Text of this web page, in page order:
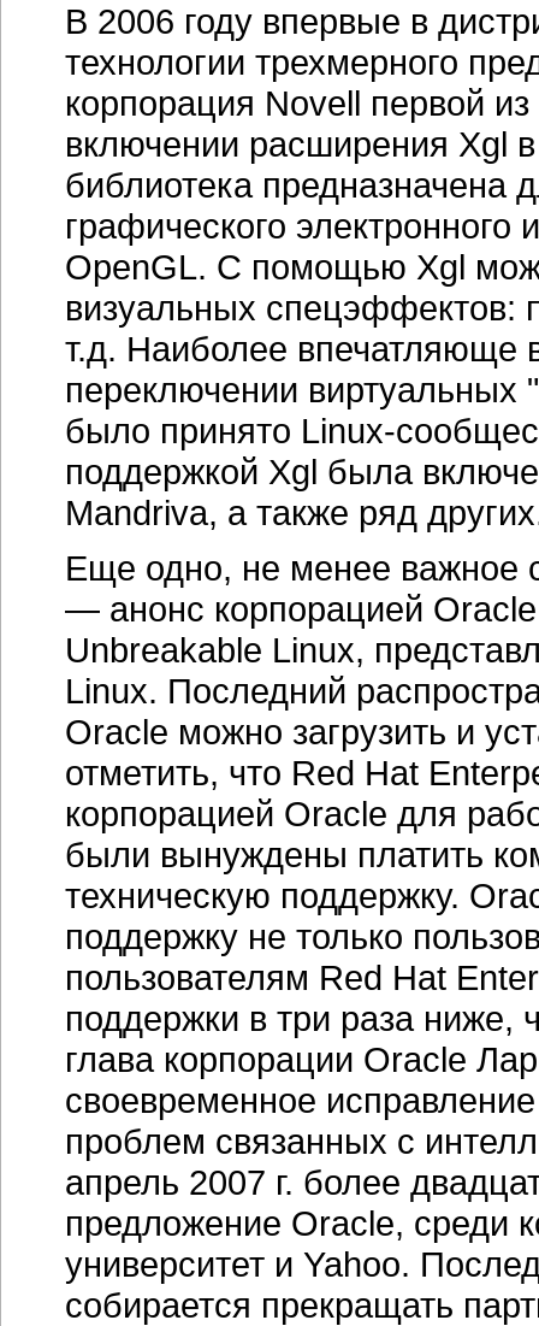
В 2006 году впервые в
технологии трехмерного
корпорация Novell первой
включении расширения Xgl
библиотека предназначена
графического
OpenGL. С помощью Xgl
визуальных спецэффектов:
т.д. Наиболее впечатляюще
переключении виртуальных
было принято Linux-
поддержкой Xgl была
Mandriva, а также ряд
Еще одно, не менее важное
— анонс корпорацией Oracle
Unbreakable Linux,
Linux. Последний
Oracle можно загрузить и
отметить, что Red Hat
корпорацией Oracle для
были вынуждены платить
техническую поддержку.
поддержку не только
пользователям Red Hat
поддержки в три раза ниже,
глава корпорации Oracle
своевременное
проблем связанных с
апрель 2007 г. более
предложение Oracle, среди
университет и Yahoo.
собирается прекращать